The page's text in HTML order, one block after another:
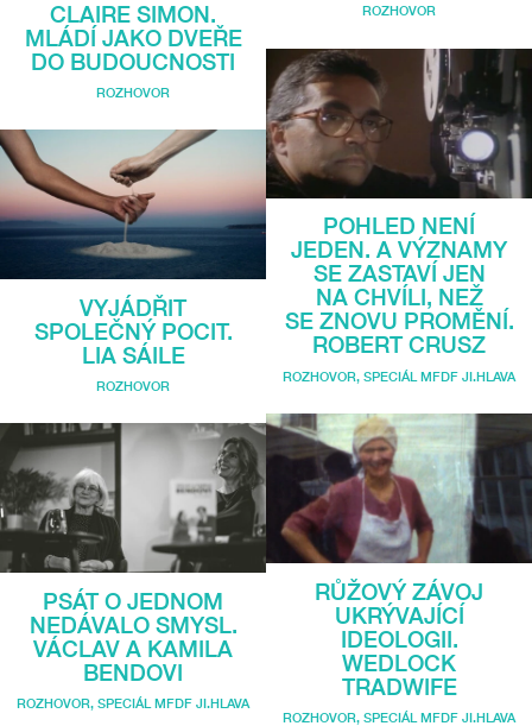
CLAIRE SIMON.
MLÁDÍ JAKO DVEŘE
DO BUDOUCNOSTI
ROZHOVOR
VYJÁDŘIT
SPOLEČNÝ POCIT.
LIA SÁILE
ROZHOVOR
PSÁT O JEDNOM
NEDÁVALO SMYSL.
VÁCLAV A KAMILA
BENDOVI
ROZHOVOR, SPECIÁL MFDF JI.HLAVA
ROZHOVOR
POHLED NENÍ
JEDEN. A VÝZNAMY
SE ZASTAVÍ JEN
NA CHVÍLI, NEŽ
SE ZNOVU PROMĚNÍ.
ROBERT CRUSZ
ROZHOVOR SPECIÁL MFDF JI.HLAVA
RŮŽOVÝ ZÁVOJ
UKRÝVAJÍCÍ
IDEOLOGII.
WEDLOCK
TRADWIFE
ROZHOVOR SPECIÁL MFDF JI.HLAVA